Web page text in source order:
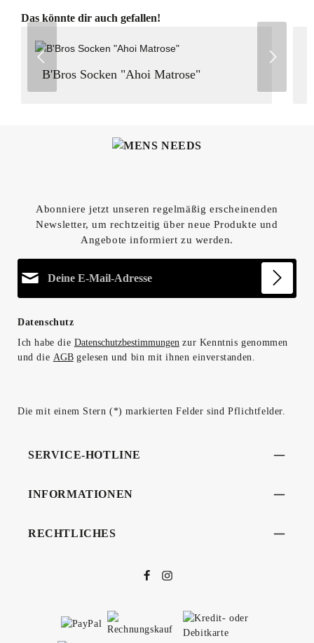
Produktgalerie überspringen
Das könnte dir auch gefallen!
B'Bros Socken "Ahoi Matrose"
Abonniere jetzt unseren regelmäßig erscheinenden
Newsletter, um rechtzeitig über neue Produkte und
Angebote informiert zu werden.
Datenschutz
Ich habe die Datenschutzbestimmungen zur Kenntnis genommen
und die AGBgelesen und bin mit ihnen einverstanden.
Die mit einem Stern (*) markierten Felder sind Pflichtfelder.
SERVICE-HOTLINE
INFORMATIONEN
RECHTLICHES